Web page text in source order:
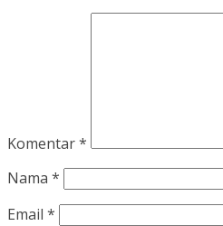
Komentar*
Nama *
Email *